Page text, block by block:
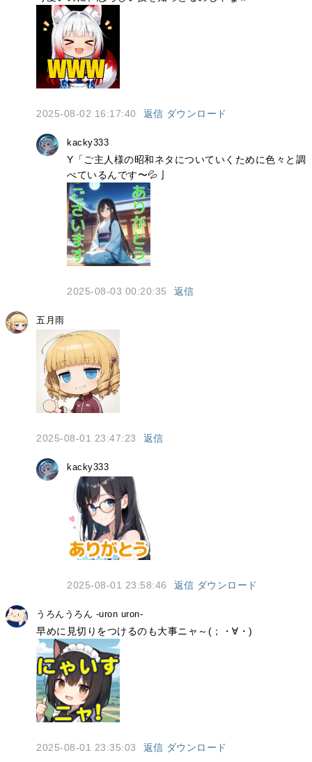
2025-08-02 16:17:40 返信 ダウンロード
kacky333
Y「ご主人様の昭和ネタについていくために色々と調
べているんです〜💦亅
2025-08-03 00:20:35 返信
五月雨
2025-08-01 23:47:23 返信
kacky333
2025-08-01 23:58:46 返信 ダウンロード
うろんうろん -uron uron-
早めに見切りをつけるのも大事ニャ～(；・∀・)
2025-08-01 23:35:03 返信 ダウンロード